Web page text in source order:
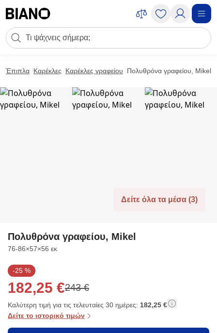
Πεδίο αναζήτησης
Έπιπλα Καρέκλες Καρέκλες γραφείου Πολυθρόνα γραφείου, Mikel
Δείτε όλα τα μέσα (3)
Πολυθρόνα γραφείου, Mikel
Διαστάσεις
76-86×57×56 εκ
-25 %
182,25 €243 €
Καλύτερη τιμή για τις τελευταίες 30 ημέρες: 182,25 €
Δείτε το ιστορικό τιμών